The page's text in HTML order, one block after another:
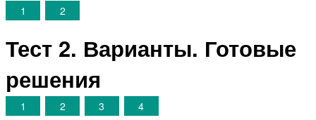
1 2
Тест 2. Варианты. Готовые
решения
1 2 3 4